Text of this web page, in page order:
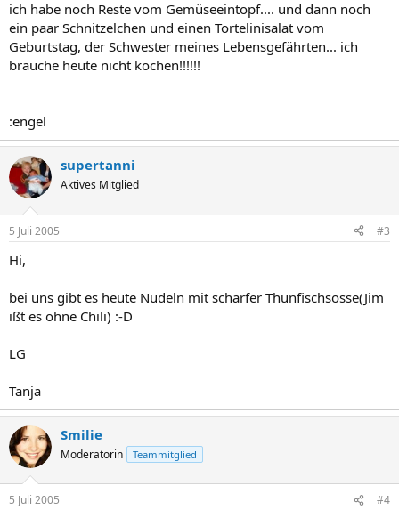
ich habe noch Reste vom Gemüseeintopf.... und dann noch
ein paar Schnitzelchen und einen Tortelinisalat vom
Geburtstag, der Schwester meines Lebensgefährten... ich
brauche heute nicht kochen!!!!!!
:engel
supertanni
Aktives Mitglied
5 Juli 2005 #3
Hi,
bei uns gibt es heute Nudeln mit scharfer Thunfischsosse(Jim
ißt es ohne Chili) :-D
LG
Tanja
Smilie
Moderatorin Teammitglied
5 Juli 2005 #4